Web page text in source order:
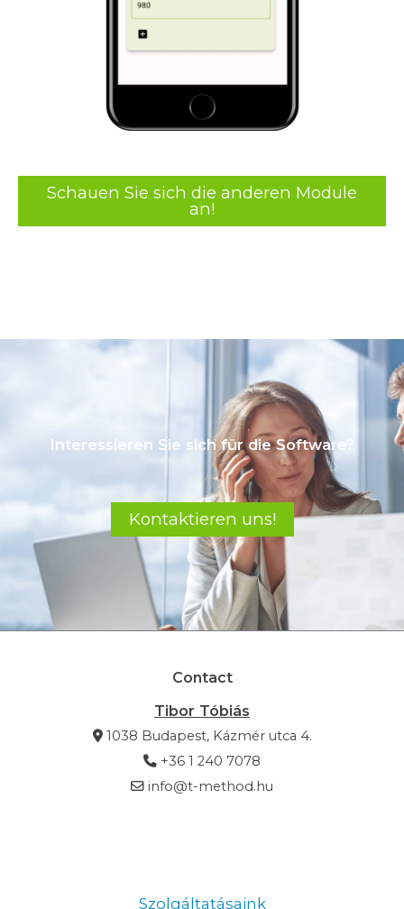
Schauen Sie sich die anderen Module
an!
Interessieren Sie sich für die Software?
Kontaktieren uns!
Contact
Tibor Tóbiás
1038 Budapest, Kázmér utca 4.
+36 1 240 7078
info@t-method.hu
Szolgáltatásaink